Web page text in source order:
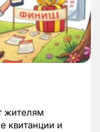
жителям
квитанции и